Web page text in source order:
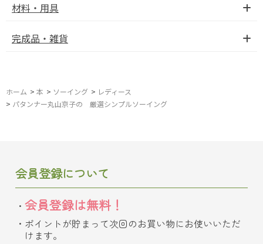
材料・用具
完成品・雑貨
ホーム > 本 > ソーイング > レディース
> パタンナー丸山京子の 厳選シンプルソーイング
会員登録について
会員登録は無料！
ポイントが貯まって次回のお買い物にお使いいただ
けます。